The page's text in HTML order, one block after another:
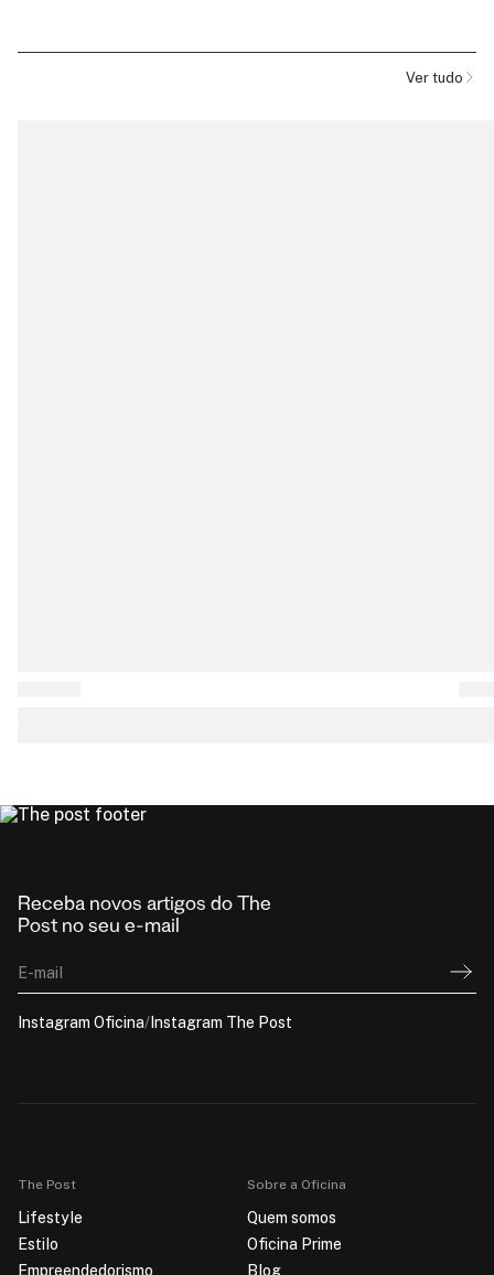
Ver tudo
Receba novos artigos do The
Post no seu e-mail
E-mail
Instagram Oficina/ Instagram The Post
The Post
Lifestyle
Estilo
Empreendedorismo
Sobre a Oficina
Quem somos
Oficina Prime
Blog